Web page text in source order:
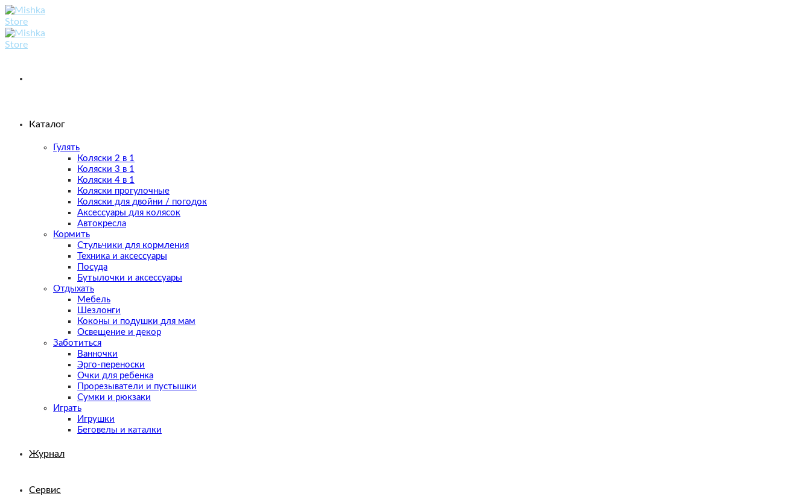
Skip
to
content
Каталог
Гулять
Коляски 2 в 1
Коляски 3 в 1
Коляски 4 в 1
Коляски прогулочные
Коляски для двойни / погодок
Аксессуары для колясок
Автокресла
Кормить
Стульчики для кормления
Техника и аксессуары
Посуда
Бутылочки и аксессуары
Отдыхать
Мебель
Шезлонги
Коконы и подушки для мам
Освещение и декор
Заботиться
Ванночки
Эрго-переноски
Очки для ребенка
Прорезыватели и пустышки
Сумки и рюкзаки
Играть
Игрушки
Беговелы и каталки
Журнал
Сервис